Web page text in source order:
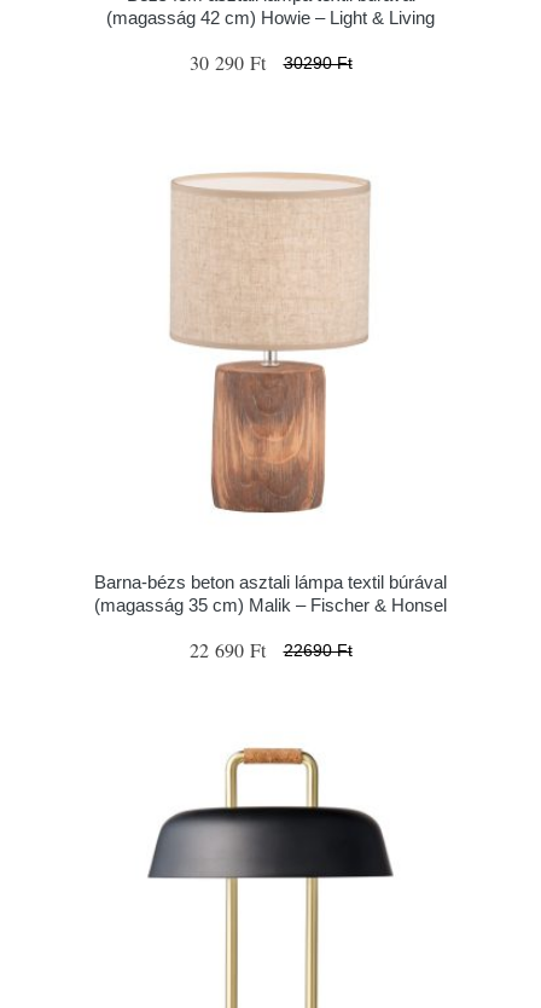
(magasság 42 cm) Howie – Light & Living
30 290 Ft 30290 Ft
Barna-bézs beton asztali lámpa textil búrával
(magasság 35 cm) Malik – Fischer & Honsel
22 690 Ft 22690 Ft